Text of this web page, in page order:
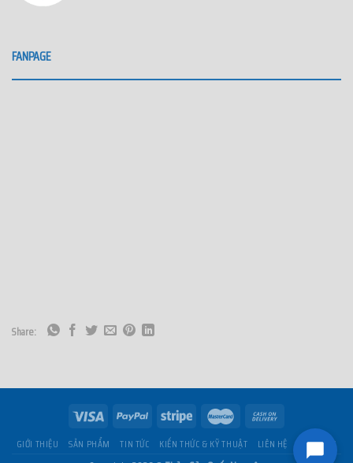
FANPAGE
Share:
GIỚI THIỆU SẢN PHẨM TIN TỨC KIẾN THỨC & KỸ THUẬT LIÊN HỆ GIỎ HÀNG